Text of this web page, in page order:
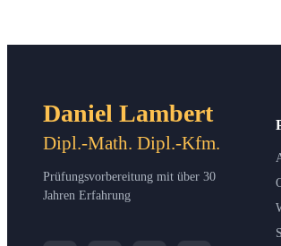
Daniel Lambert
Dipl.-Math. Dipl.-Kfm.
Prüfungsvorbereitung mit über 30
Jahren Erfahrung